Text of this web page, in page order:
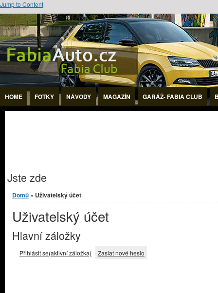
Jump to Content
HOME FOTKY NÁVODY MAGAZÍN GARÁŽ- FABIA CLUB
Jste zde
Domů » Uživatelský účet
Uživatelský účet
Hlavní záložky
Přihlásit se(aktivní záložka) Zaslat nové heslo